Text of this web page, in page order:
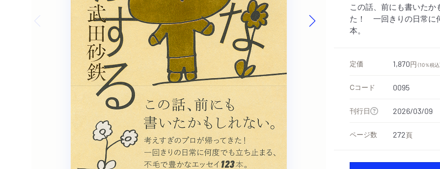
Previous slide
この話、前にも書いた
た！ 一回きりの日常に
本。
定価 1,870円 （10％税込
Cコード 0095
刊行日 2026/03/09
ページ数 272頁